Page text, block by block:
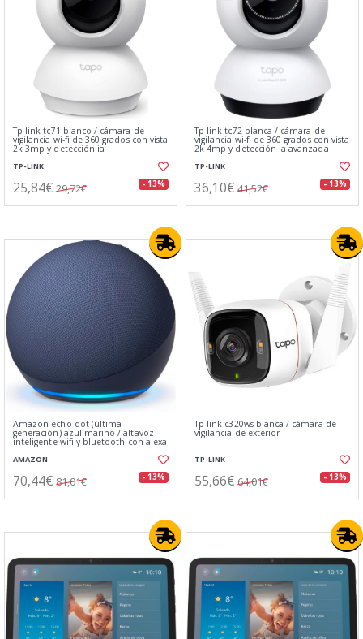
Tp-link tc71 blanco / cámara de
vigilancia wi-fi de 360 grados con vista
2k 3mp y detección ia
TP-LINK
25,84€ 29,72€ - 13%
Tp-link tc72 blanca / cámara de
vigilancia wi-fi de 360 grados con vista
2k 4mp y detección ia avanzada
TP-LINK
36,10€ 41,52€ - 13%
Amazon echo dot (última
generación) azul marino / altavoz
inteligente wifi y bluetooth con alexa
AMAZON
70,44€ 81,01€ - 13%
Tp-link c320ws blanca / cámara de
vigilancia de exterior
TP-LINK
55,66€ 64,01€ - 13%